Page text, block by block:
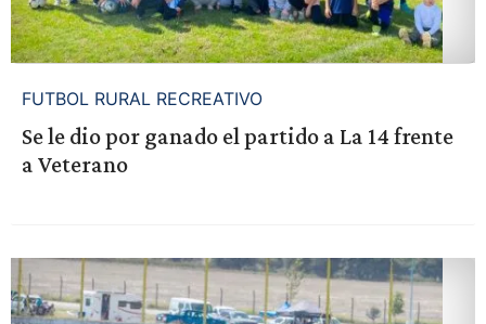
FUTBOL RURAL RECREATIVO
Se le dio por ganado el partido a La 14 frente
a Veterano